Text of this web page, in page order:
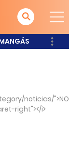
noticias/
right"></i>